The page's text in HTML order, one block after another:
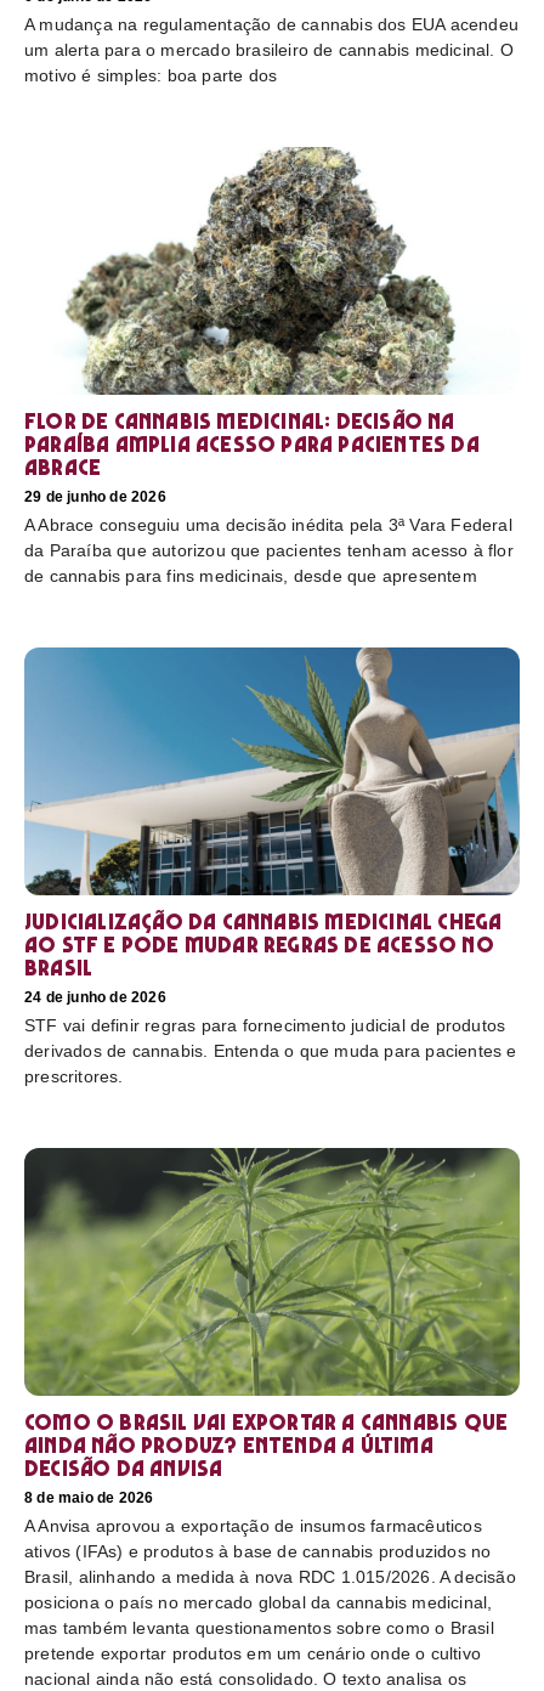
A mudança na regulamentação de cannabis dos EUA acendeu
um alerta para o mercado brasileiro de cannabis medicinal. O
motivo é simples: boa parte dos
Flor de cannabis medicinal: decisão na
Paraíba amplia acesso para pacientes da
Abrace
29 de junho de 2026
A Abrace conseguiu uma decisão inédita pela 3ª Vara Federal
da Paraíba que autorizou que pacientes tenham acesso à flor
de cannabis para fins medicinais, desde que apresentem
Judicialização da cannabis medicinal chega
ao STF e pode mudar regras de acesso no
Brasil
24 de junho de 2026
STF vai definir regras para fornecimento judicial de produtos
derivados de cannabis. Entenda o que muda para pacientes e
prescritores.
Como o Brasil vai exportar a cannabis que
ainda não produz? Entenda a última
decisão da Anvisa
8 de maio de 2026
A Anvisa aprovou a exportação de insumos farmacêuticos
ativos (IFAs) e produtos à base de cannabis produzidos no
Brasil, alinhando a medida à nova RDC 1.015/2026. A decisão
posiciona o país no mercado global da cannabis medicinal,
mas também levanta questionamentos sobre como o Brasil
pretende exportar produtos em um cenário onde o cultivo
nacional ainda não está consolidado. O texto analisa os